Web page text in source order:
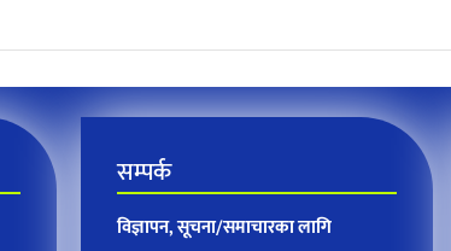
सम्पर्क
विज्ञापन, सूचना/समाचारका लागि